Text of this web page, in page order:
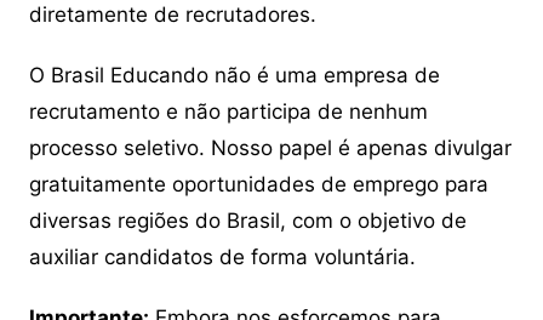
diretamente de recrutadores.
O Brasil Educando não é uma empresa de
recrutamento e não participa de nenhum
processo seletivo. Nosso papel é apenas divulgar
gratuitamente oportunidades de emprego para
diversas regiões do Brasil, com o objetivo de
auxiliar candidatos de forma voluntária.